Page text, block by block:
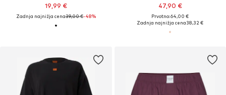
19,99 €
Zadnja najnižja cena39,00 €-48%
47,90 €
Prvotno: 64,00 €
Zadnja najnižja cena38,32 €